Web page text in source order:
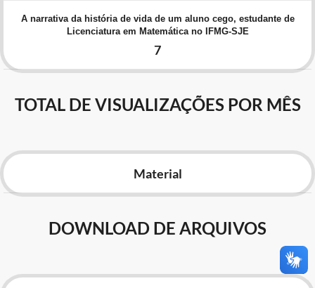
Advocacia-Geral da União
Planalto
A narrativa da história de vida de um aluno cego, estudante de
Licenciatura em Matemática no IFMG-SJE
7
TOTAL DE VISUALIZAÇÕES POR MÊS
Material
DOWNLOAD DE ARQUIVOS